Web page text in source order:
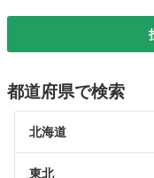
都道府県で検索
北海道
東北